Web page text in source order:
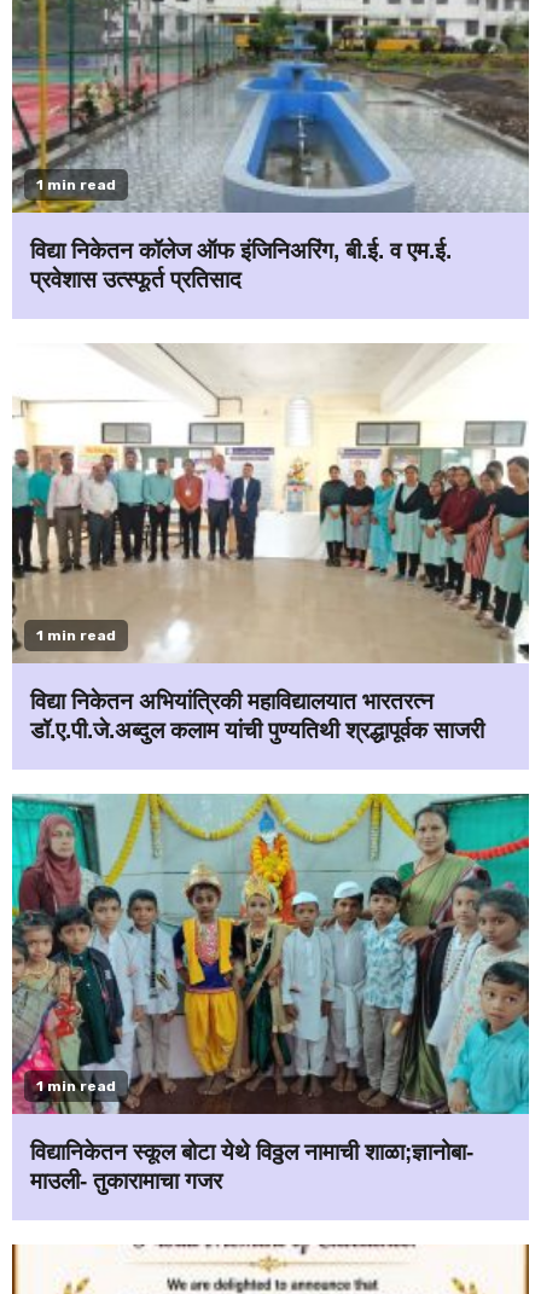
1 min read
विद्या निकेतन कॉलेज ऑफ इंजिनिअरिंग, बी.ई. व एम.ई.
प्रवेशास उत्स्फूर्त प्रतिसाद
1 min read
विद्या निकेतन अभियांत्रिकी महाविद्यालयात भारतरत्न
डॉ.ए.पी.जे.अब्दुल कलाम यांची पुण्यतिथी श्रद्धापूर्वक साजरी
1 min read
विद्यानिकेतन स्कूल बोटा येथे विठ्ठल नामाची शाळा;ज्ञानोबा-
माउली- तुकारामाचा गजर